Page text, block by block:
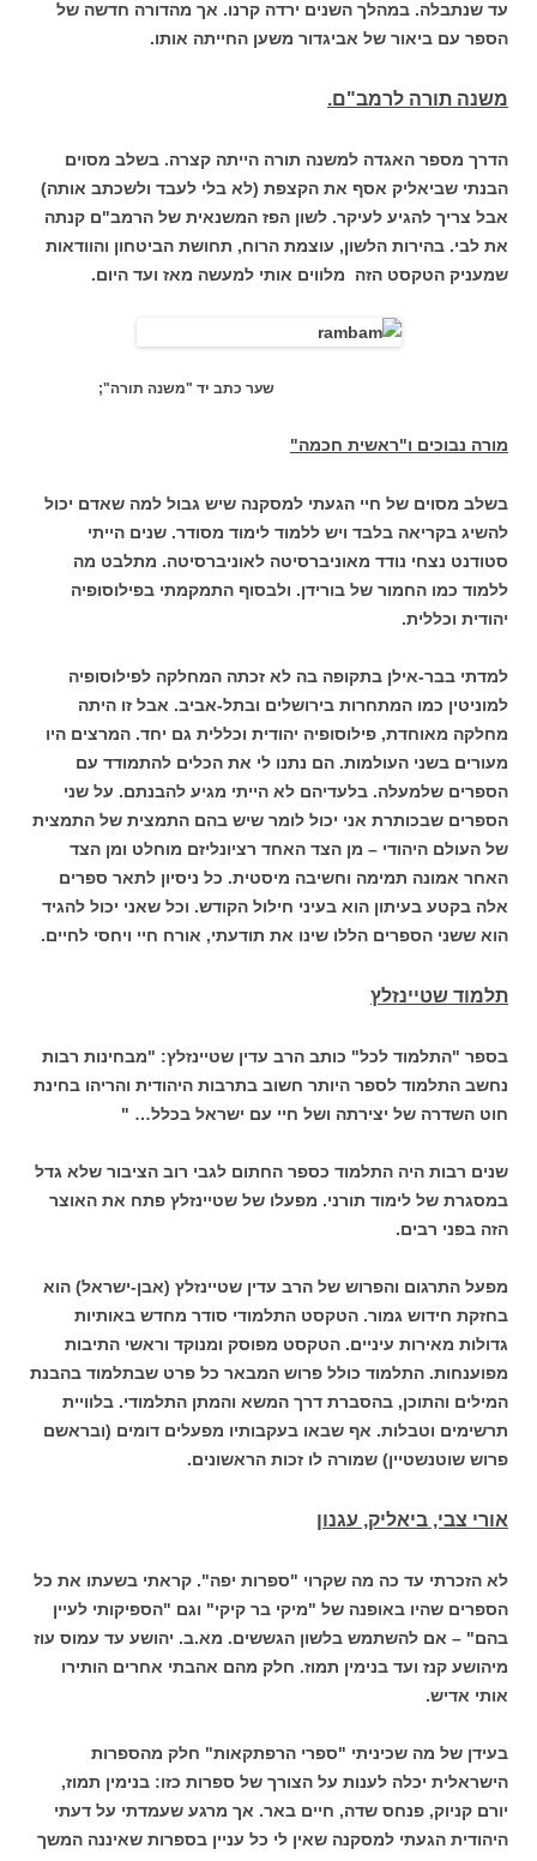
עד שנתבלה. במהלך השנים ירדה קרנו. אך מהדורה חדשה של
הספר עם ביאור של אביגדור משען החייתה אותו.
משנה תורה לרמב"ם.
הדרך מספר האגדה למשנה תורה הייתה קצרה. בשלב מסוים
הבנתי שביאליק אסף את הקצפת (לא בלי לעבד ולשכתב אותה)
אבל צריך להגיע לעיקר. לשון הפז המשנאית של הרמב"ם קנתה
את לבי. בהירות הלשון, עוצמת הרוח, תחושת הביטחון והוודאות
שמעניק הטקסט הזה מלווים אותי למעשה מאז ועד היום.
שער כתב יד "משנה תורה";
מורה נבוכים ו"ראשית חכמה"
בשלב מסוים של חיי הגעתי למסקנה שיש גבול למה שאדם יכול
להשיג בקריאה בלבד ויש ללמוד לימוד מסודר. שנים הייתי
סטודנט נצחי נודד מאוניברסיטה לאוניברסיטה. מתלבט מה
ללמוד כמו החמור של בורידן. ולבסוף התמקמתי בפילוסופיה
יהודית וכללית.
למדתי בבר-אילן בתקופה בה לא זכתה המחלקה לפילוסופיה
למוניטין כמו המתחרות בירושלים ובתל-אביב. אבל זו היתה
מחלקה מאוחדת, פילוסופיה יהודית וכללית גם יחד. המרצים היו
מעורים בשני העולמות. הם נתנו לי את הכלים להתמודד עם
הספרים שלמעלה. בלעדיהם לא הייתי מגיע להבנתם. על שני
הספרים שבכותרת אני יכול לומר שיש בהם התמצית של התמצית
של העולם היהודי – מן הצד האחד רציונליזם מוחלט ומן הצד
האחר אמונה תמימה וחשיבה מיסטית. כל ניסיון לתאר ספרים
אלה בקטע בעיתון הוא בעיני חילול הקודש. וכל שאני יכול להגיד
הוא ששני הספרים הללו שינו את תודעתי, אורח חיי ויחסי לחיים.
תלמוד שטיינזלץ
בספר "התלמוד לכל" כותב הרב עדין שטיינזלץ: "מבחינות רבות
נחשב התלמוד לספר היותר חשוב בתרבות היהודית והריהו בחינת
חוט השדרה של יצירתה ושל חיי עם ישראל בכלל… "
שנים רבות היה התלמוד כספר החתום לגבי רוב הציבור שלא גדל
במסגרת של לימוד תורני. מפעלו של שטיינזלץ פתח את האוצר
הזה בפני רבים.
מפעל התרגום והפרוש של הרב עדין שטיינזלץ (אבן-ישראל) הוא
בחזקת חידוש גמור. הטקסט התלמודי סודר מחדש באותיות
גדולות מאירות עיניים. הטקסט מפוסק ומנוקד וראשי התיבות
מפוענחות. התלמוד כולל פרוש המבאר כל פרט שבתלמוד בהבנת
המילים והתוכן, בהסברת דרך המשא והמתן התלמודי. בלוויית
תרשימים וטבלות. אף שבאו בעקבותיו מפעלים דומים (ובראשם
פרוש שוטנשטיין) שמורה לו זכות הראשונים.
אורי צבי, ביאליק, עגנון
לא הזכרתי עד כה מה שקרוי "ספרות יפה". קראתי בשעתו את כל
הספרים שהיו באופנה של "מיקי בר קיקי" וגם "הספיקותי לעיין
בהם" – אם להשתמש בלשון הגששים. מא.ב. יהושע עד עמוס עוז
מיהושע קנז ועד בנימין תמוז. חלק מהם אהבתי אחרים הותירו
אותי אדיש.
בעידן של מה שכיניתי "ספרי הרפתקאות" חלק מהספרות
הישראלית יכלה לענות על הצורך של ספרות כזו: בנימין תמוז,
יורם קניוק, פנחס שדה, חיים באר. אך מרגע שעמדתי על דעתי
היהודית הגעתי למסקנה שאין לי כל עניין בספרות שאיננה המשך